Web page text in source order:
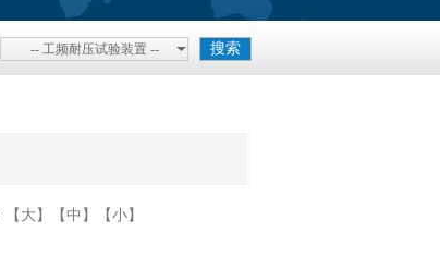
-- 工频耐压试验装置 --
【大】 【中】 【小】